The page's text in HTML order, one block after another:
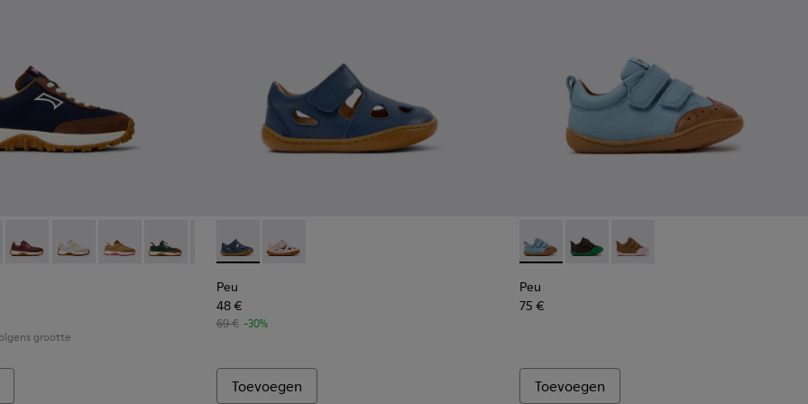
en textiel.
026 024
- K800242-004
028 - Meerkleurige kindersneaker van textiel en nubuck.
- K800548-032 - Blauwe sneakers van textiel en leer voor kinderen.
Drift Trail - K800548-031
Drift Trail - K800548-029
Drift Trail - K800548-027
Drift Trail - K800548-025
Drift Trail - K800548-021
Drift Trail - K800548-020
Drift Trail - K800548-013Drift Trail - K800548-004
Drift Trail - K800548-001
grootte
Peu - K800665-001 - Blauwe leren gesloten kindersandaal.
Peu - K800665-002
Peu
48 €
69 € -30%
Toevoegen
Peu - K800708-002 - Blauwe leren
Peu - K800708-004
Peu - K800708-003
Peu
75 €
Toevoegen